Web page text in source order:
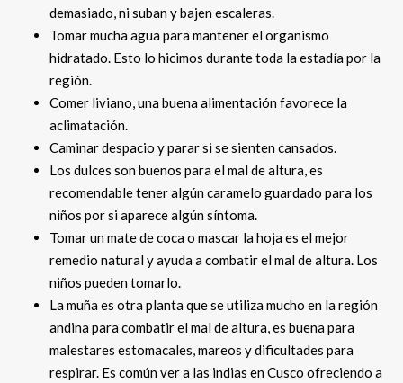
demasiado, ni suban y bajen escaleras.
Tomar mucha agua para mantener el organismo
hidratado. Esto lo hicimos durante toda la estadía por la
región.
Comer liviano, una buena alimentación favorece la
aclimatación.
Caminar despacio y parar si se sienten cansados.
Los dulces son buenos para el mal de altura, es
recomendable tener algún caramelo guardado para los
niños por si aparece algún síntoma.
Tomar un mate de coca o mascar la hoja es el mejor
remedio natural y ayuda a combatir el mal de altura. Los
niños pueden tomarlo.
La muña es otra planta que se utiliza mucho en la región
andina para combatir el mal de altura, es buena para
malestares estomacales, mareos y dificultades para
respirar. Es común ver a las indias en Cusco ofreciendo a